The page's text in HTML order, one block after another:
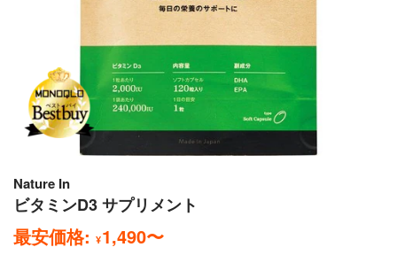
Nature In
ビタミンD3 サプリメント
最安価格: ¥1,490〜